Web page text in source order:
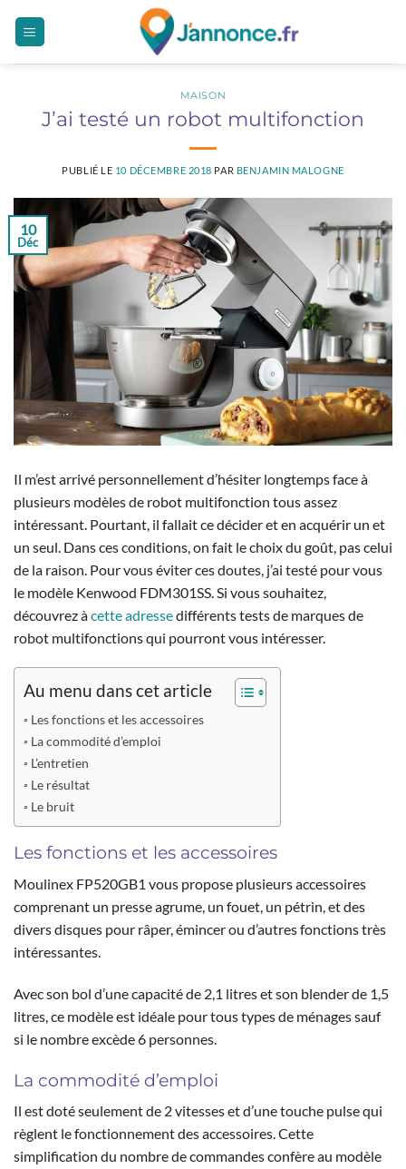
MAISON
J’ai testé un robot multifonction
PUBLIÉ LE 10 DÉCEMBRE 2018 PAR BENJAMIN MALOGNE
10
Déc
Il m’est arrivé personnellement d’hésiter longtemps face à
plusieurs modèles de robot multifonction tous assez
intéressant. Pourtant, il fallait ce décider et en acquérir un et
un seul. Dans ces conditions, on fait le choix du goût, pas celui
de la raison. Pour vous éviter ces doutes, j’ai testé pour vous
le modèle Kenwood FDM301SS. Si vous souhaitez,
découvrez àcette adressedifférents tests de marques de
robot multifonctions qui pourront vous intéresser.
Au menu dans cet article
Les fonctions et les accessoires
La commodité d’emploi
L’entretien
Le résultat
Le bruit
Les fonctions et les accessoires
Moulinex FP520GB1 vous propose plusieurs accessoires
comprenant un presse agrume, un fouet, un pétrin, et des
divers disques pour râper, émincer ou d’autres fonctions très
intéressantes.
Avec son bol d’une capacité de 2,1 litres et son blender de 1,5
litres, ce modèle est idéale pour tous types de ménages sauf
si le nombre excède 6 personnes.
La commodité d’emploi
Il est doté seulement de 2 vitesses et d’une touche pulse qui
règlent le fonctionnement des accessoires. Cette
simplification du nombre de commandes confère au modèle